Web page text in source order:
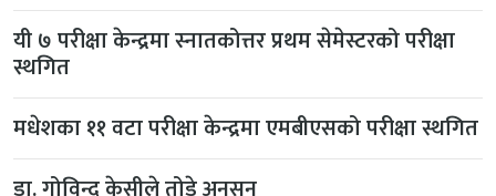
यी ७ परीक्षा केन्द्रमा स्नातकोत्तर प्रथम सेमेस्टरको परीक्षा
स्थगित
मधेशका ११ वटा परीक्षा केन्द्रमा एमबीएसको परीक्षा स्थगित